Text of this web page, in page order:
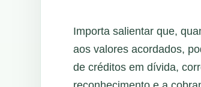
Importa salientar que,
aos valores acordados,
de créditos em dívida,